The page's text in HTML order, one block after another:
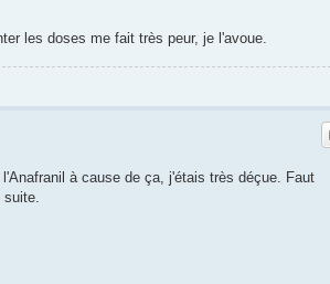
les doses me fait très peur, je l'avoue.
à cause de ça, j'étais très déçue. Faut
suite.